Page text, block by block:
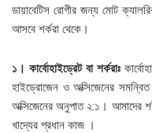
ডায়াবেটিস রোগীর জন্য মোট
আসবে শর্করা থেকে।
১। কার্বোহাইড্রেট বা শর্করাঃ
হাইড্রোজেন ও অক্সিজেনের
অক্সিজেনের অনুপাত ২:১। আমাদের
খাদ্যের প্রধান কাজ ।